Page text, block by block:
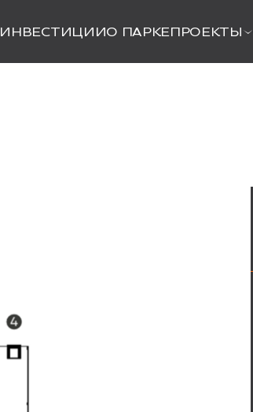
ИНВЕСТИЦИИО ПАРКЕПРОЕКТЫ